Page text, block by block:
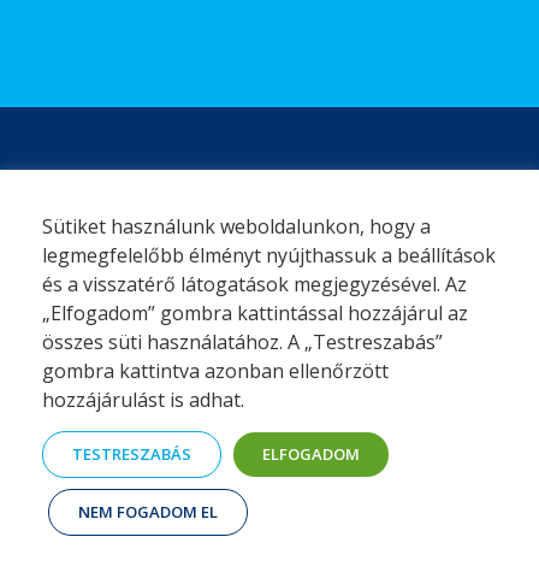
Kérjük adja meg adatait, hogy munkatársunk felvehesse
Önnel a kapcsolatot.
Sütiket használunk weboldalunkon, hogy a
legmegfelelőbb élményt nyújthassuk a beállítások
és a visszatérő látogatások megjegyzésével. Az
„Elfogadom” gombra kattintással hozzájárul az
összes süti használatához. A „Testreszabás”
gombra kattintva azonban ellenőrzött
hozzájárulást is adhat.
TESTRESZABÁS ELFOGADOM
NEM FOGADOM EL